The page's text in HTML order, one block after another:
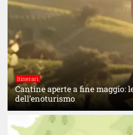
Itinerari
Cantine aperte a fine maggio:
dell’enoturismo